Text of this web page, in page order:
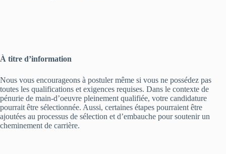
À titre d’information
Nous vous encourageons à postuler même si vous ne possédez pas
toutes les qualifications et exigences requises. Dans le contexte de
pénurie de main-d’oeuvre pleinement qualifiée, votre candidature
pourrait être sélectionnée. Aussi, certaines étapes pourraient être
ajoutées au processus de sélection et d’embauche pour soutenir un
cheminement de carrière.